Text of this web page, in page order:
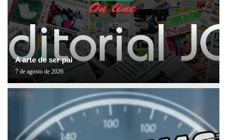
A arte de ser pai
7 de agosto de 2026